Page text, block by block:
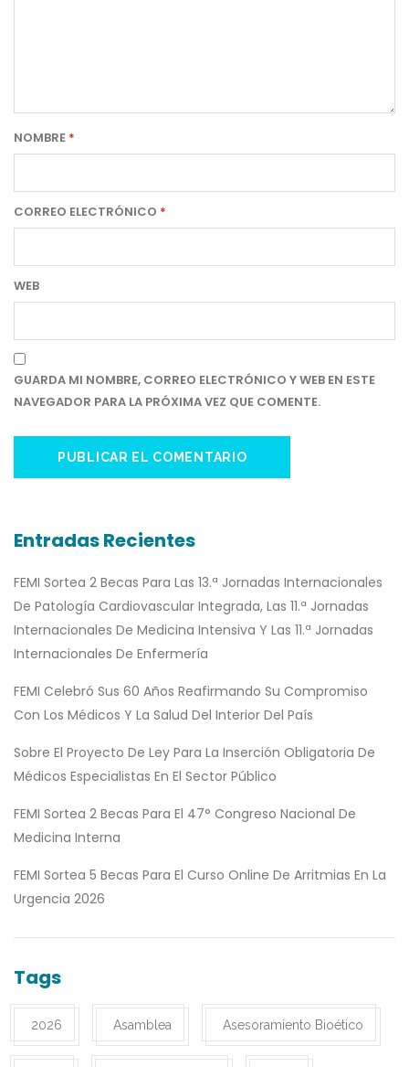
NOMBRE *
CORREO ELECTRÓNICO *
WEB
GUARDA MI NOMBRE, CORREO ELECTRÓNICO Y WEB EN ESTE
NAVEGADOR PARA LA PRÓXIMA VEZ QUE COMENTE.
Entradas Recientes
FEMI Sortea 2 Becas Para Las 13.ª Jornadas Internacionales
De Patología Cardiovascular Integrada, Las 11.ª Jornadas
Internacionales De Medicina Intensiva Y Las 11.ª Jornadas
Internacionales De Enfermería
FEMI Celebró Sus 60 Años Reafirmando Su Compromiso
Con Los Médicos Y La Salud Del Interior Del País
Sobre El Proyecto De Ley Para La Inserción Obligatoria De
Médicos Especialistas En El Sector Público
FEMI Sortea 2 Becas Para El 47° Congreso Nacional De
Medicina Interna
FEMI Sortea 5 Becas Para El Curso Online De Arritmias En La
Urgencia 2026
Tags
2026 Asamblea Asesoramiento Bioético